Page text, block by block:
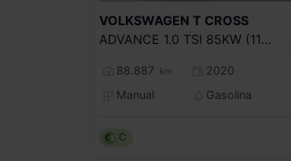
VOLKSWAGEN T CROSS
ADVANCE 1.0 TSI 85KW (115CV)
88.887 km
2020
Manual
Gasolina
C